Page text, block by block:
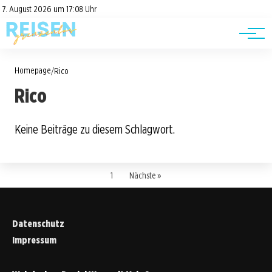
7. August 2026 um 17:08 Uhr
Datenschutz
Impressum
Road Trips
Reisetipps
Homepage/Rico
Rico
Keine Beiträge zu diesem Schlagwort.
1 Nächste »
Datenschutz
Impressum